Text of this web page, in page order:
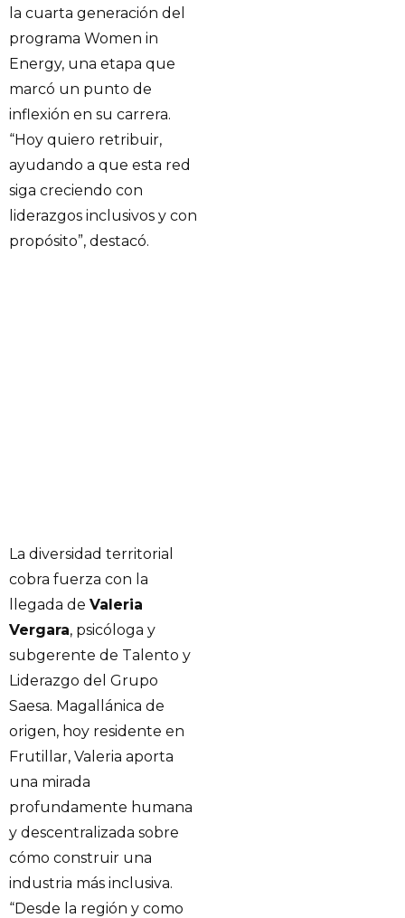
la cuarta generación del
programa Women in
Energy, una etapa que
marcó un punto de
inflexión en su carrera.
“Hoy quiero retribuir,
ayudando a que esta red
siga creciendo con
liderazgos inclusivos y con
propósito”, destacó.
La diversidad territorial
cobra fuerza con la
llegada de Valeria
Vergara, psicóloga y
subgerente de Talento y
Liderazgo del Grupo
Saesa. Magallánica de
origen, hoy residente en
Frutillar, Valeria aporta
una mirada
profundamente humana
y descentralizada sobre
cómo construir una
industria más inclusiva.
“Desde la región y como